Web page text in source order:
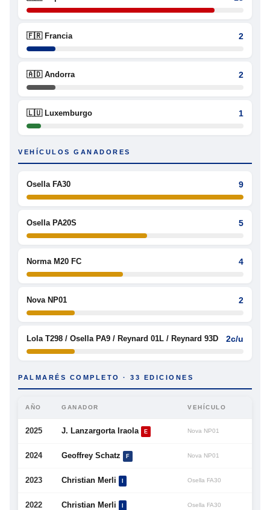
🇫🇷 Francia 2
🇦🇩 Andorra 2
🇱🇺 Luxemburgo 1
VEHÍCULOS GANADORES
Osella FA30 9
Osella PA20S 5
Norma M20 FC 4
Nova NP01 2
Lola T298 / Osella PA9 / Reynard 01L / Reynard 93D 2c/u
PALMARÉS COMPLETO · 33 EDICIONES
AÑO GANADOR VEHÍCULO
2025 J. Lanzargorta Iraola E Nova NP01
2024 Geoffrey Schatz F Nova NP01
2023 Christian Merli Osella FA30
2022 Christian Merli Osella FA30